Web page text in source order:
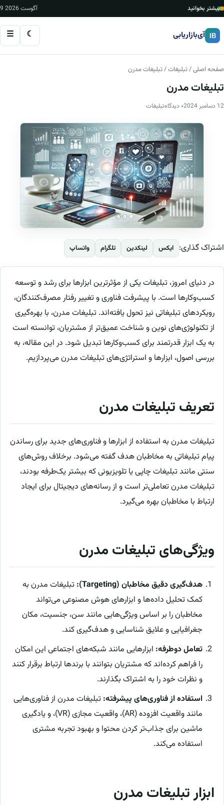
بیشتر بخوانید 9 آگوست 2026
IB آی‌بازاریابی ☾
☰
صفحه اصلی/تبلیغات/ تبلیغات مدرن
تبلیغات مدرن
12 دسامبر 2024 ۰ دیدگاه تبلیغات
اشتراک گذاری: ایکس لینکدین تلگرام واتساپ
در دنیای امروز، تبلیغات یکی از مؤثرترین ابزارها برای رشد و توسعه
کسب‌وکارها است. با پیشرفت فناوری و تغییر رفتار مصرف‌کنندگان،
رویکردهای تبلیغاتی نیز تحول یافته‌اند. تبلیغات مدرن، با بهره‌گیری
از تکنولوژی‌های نوین و شناخت عمیق‌تر از مشتریان، توانسته است
به یک ابزار قدرتمند برای کسب‌وکارها تبدیل شود. در این مقاله، به
بررسی اصول، ابزارها و استراتژی‌های تبلیغات مدرن می‌پردازیم.
تعریف تبلیغات مدرن
تبلیغات مدرن به استفاده از ابزارها و فناوری‌های جدید برای رساندن
پیام تبلیغاتی به مخاطبان هدف گفته می‌شود. برخلاف روش‌های
سنتی مانند تبلیغات چاپی یا تلویزیونی که بیشتر یک‌طرفه بودند،
تبلیغات مدرن تعاملی‌تر است و از رسانه‌های دیجیتال برای ایجاد
ارتباط با مخاطبان بهره می‌گیرد.
ویژگی‌های تبلیغات مدرن
هدف‌گیری دقیق مخاطبان (Targeting):
تبلیغات مدرن به
کمک تحلیل داده‌ها و ابزارهای هوش مصنوعی می‌تواند
مخاطبان را بر اساس ویژگی‌هایی مانند سن، جنسیت، مکان
جغرافیایی و علایق شناسایی و هدف‌گیری کند.
تعامل دوطرفه: ابزارهایی مانند شبکه‌های اجتماعی این امکان
را فراهم کرده‌اند که مشتریان بتوانند با برندها ارتباط برقرار کنند
و نظرات خود را به اشتراک بگذارند.
استفاده از فناوری‌های پیشرفته: تبلیغات مدرن از فناوری‌هایی
مانند واقعیت افزوده (AR)، واقعیت مجازی (VR)، و یادگیری
ماشین برای جذاب‌تر کردن محتوا و بهبود تجربه مشتری
استفاده می‌کند.
ابزار تبلیغات مدرن